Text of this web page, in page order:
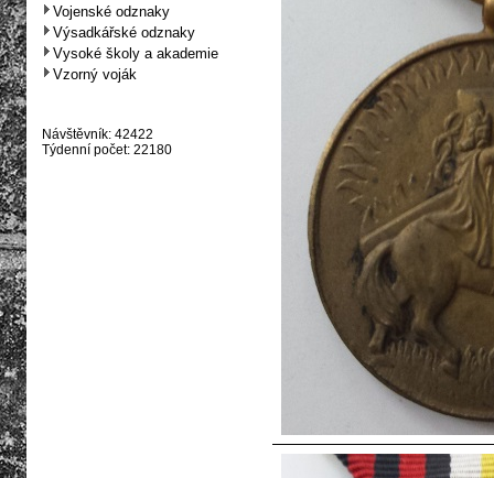
Vojenské odznaky
Výsadkářské odznaky
Vysoké školy a akademie
Vzorný voják
Návštěvník: 42422
Týdenní počet: 22180